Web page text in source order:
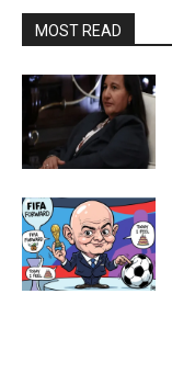
MOST READ